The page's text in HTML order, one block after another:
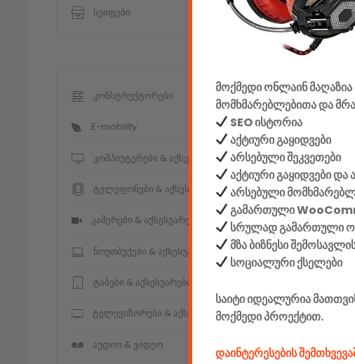
სეიფები
კონსტრუქტორები
E-mobility
კომპიუტერები & აქსესუარები
ტელეფონები & აქსესუარები
კამერები & აქსესუარები
ნოუთბუქები & აქსესუარები
ტაბები & აქსესუარები
ტელევიზორები & აქსესუარები
აუდიო & ვიდეო
მოქმედი ონლაინ
მომხმარებლებითა და
SEO ისტორია
აქტიური გაყიდვები
არსებული შეკვეთები
აქტიური გაყიდვები
არსებული
გამართული
სრულად გამართული
მზა ბიზნესი
სოციალური ქსელები
საიტი იდეალურია
მოქმედი პროექტით.
დაინტერესების